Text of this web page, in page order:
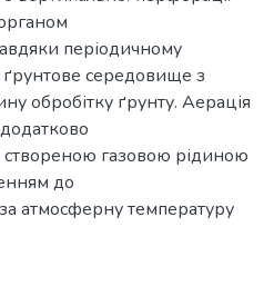
періодичному
середовище з
обробітку ґрунту. Аерація
створеною газовою рідиною
до
атмосферну температуру